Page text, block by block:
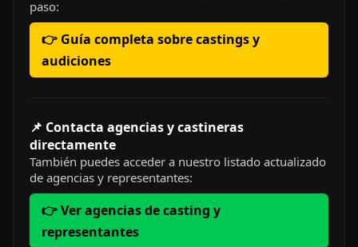
paso:
👉 Guía completa sobre castings y
audiciones
📌 Contacta agencias y castineras
directamente
También puedes acceder a nuestro listado actualizado
de agencias y representantes:
👉 Ver agencias de casting y
representantes